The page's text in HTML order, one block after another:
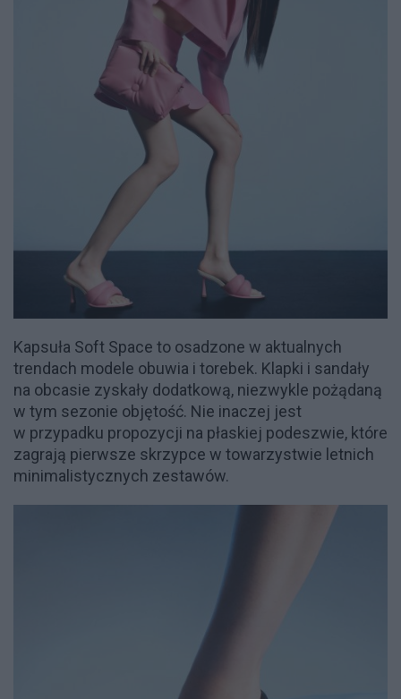
Kapsuła Soft Space to osadzone w aktualnych
trendach modele obuwia i torebek. Klapki i sandały
na obcasie zyskały dodatkową, niezwykle pożądaną
w tym sezonie objętość. Nie inaczej jest
w przypadku propozycji na płaskiej podeszwie, które
zagrają pierwsze skrzypce w towarzystwie letnich
minimalistycznych zestawów.